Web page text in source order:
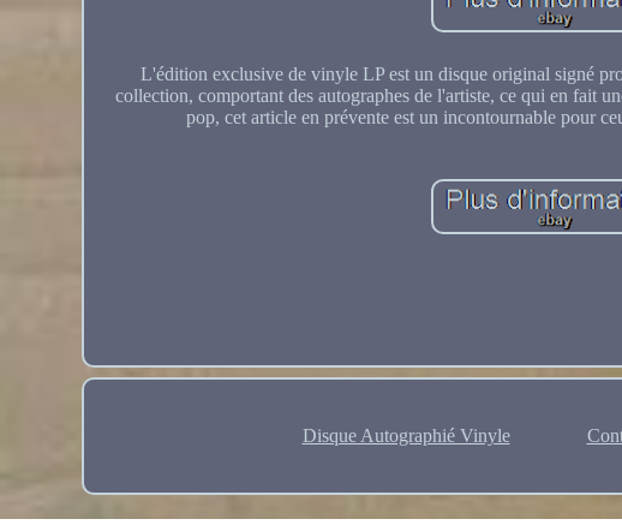
L'édition exclusive de vinyle LP est un disque original signé
collection, comportant des autographes de l'artiste, ce qui en fait
pop, cet article en prévente est un incontournable pour
Disque Autographié Vinyle